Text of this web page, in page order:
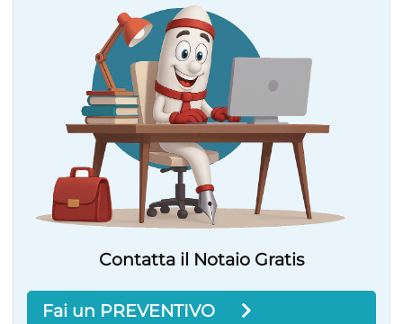
Contatta il Notaio Gratis
Fai un PREVENTIVO